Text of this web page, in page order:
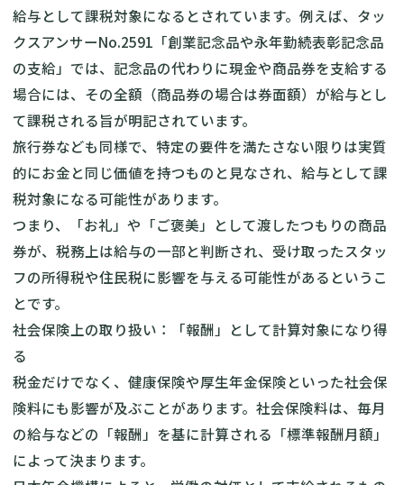
給与として課税対象になるとされています。例えば、タッ
クスアンサーNo.2591「創業記念品や永年勤続表彰記念品
の支給」では、記念品の代わりに現金や商品券を支給する
場合には、その全額（商品券の場合は券面額）が給与とし
て課税される旨が明記されています。
旅行券なども同様で、特定の要件を満たさない限りは実質
的にお金と同じ価値を持つものと見なされ、給与として課
税対象になる可能性があります。
つまり、「お礼」や「ご褒美」として渡したつもりの商品
券が、税務上は給与の一部と判断され、受け取ったスタッ
フの所得税や住民税に影響を与える可能性があるというこ
とです。
社会保険上の取り扱い：「報酬」として計算対象になり得
る
税金だけでなく、健康保険や厚生年金保険といった社会保
険料にも影響が及ぶことがあります。社会保険料は、毎月
の給与などの「報酬」を基に計算される「標準報酬月額」
によって決まります。